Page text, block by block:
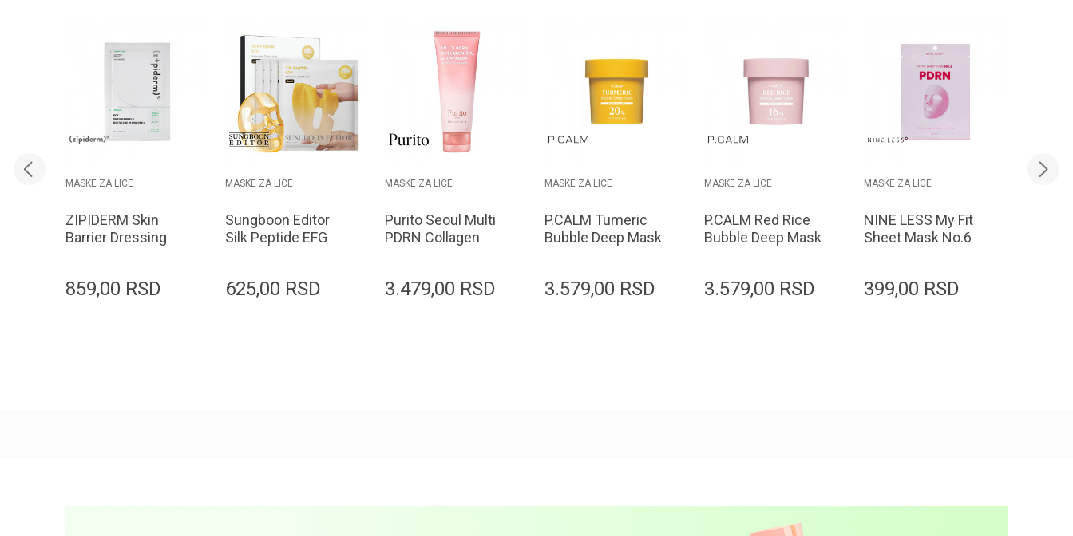
MASKE ZA LICE
ZIPIDERM Skin
Barrier Dressing
859,00 RSD
MASKE ZA LICE
Sungboon Editor
Silk Peptide EFG
625,00 RSD
MASKE ZA LICE
Purito Seoul Multi
PDRN Collagen
3.479,00 RSD
MASKE ZA LICE
P.CALM Tumeric
Bubble Deep Mask
3.579,00 RSD
MASKE ZA LICE
P.CALM Red Rice
Bubble Deep Mask
3.579,00 RSD
MASKE ZA LICE
NINE LESS My Fit
Sheet Mask No.6
399,00 RSD